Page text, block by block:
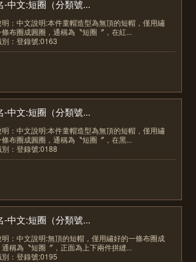
-中文:短圈（分類號...
：中文說明:本件童帽造型為無頂的短帽，僅用繡
布圈成圓圈，通稱為〝短圈〞，在紅...
別：登錄號:0163
-中文:短圈（分類號...
：中文說明:本件童帽造型為無頂的短帽，僅用繡
布圈成圓圈，通稱為〝短圈〞，在黑...
別：登錄號:0188
-中文:短圈（分類號...
：中文說明:無頂的短帽，僅用繡好的一條布圈成
通稱為〝短圈〞，正面為上下兩件拼縫...
別：登錄號:0195